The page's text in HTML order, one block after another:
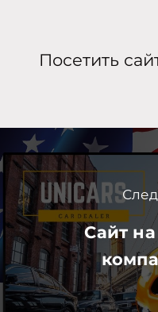
Посетить
Сайт